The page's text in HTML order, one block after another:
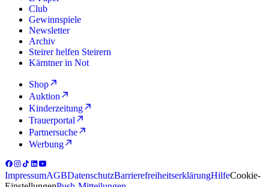
Club
Gewinnspiele
Newsletter
Archiv
Steirer helfen Steirern
Kärntner in Not
Shop
Auktion
Kinderzeitung
Trauerportal
Partnersuche
Werbung
ImpressumAGBDatenschutzBarrierefreiheitserklärungHilfeCookie-